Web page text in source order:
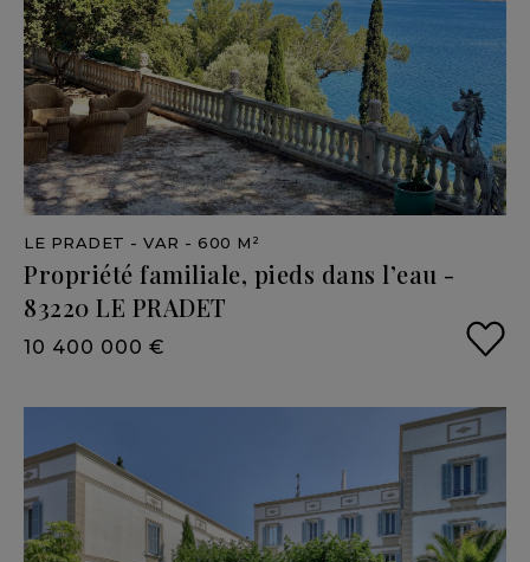
LE PRADET - VAR - 600 M²
Propriété familiale, pieds dans l’eau -
83220 LE PRADET
10 400 000 €